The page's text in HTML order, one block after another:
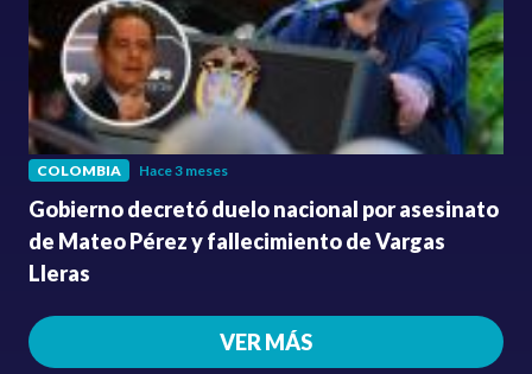
COLOMBIA Hace 3 meses
Gobierno decretó duelo nacional por asesinato
de Mateo Pérez y fallecimiento de Vargas
Lleras
VER MÁS